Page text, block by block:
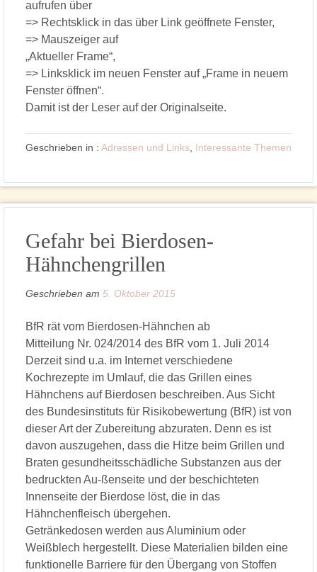
aufrufen über
=> Rechtsklick in das über Link geöffnete Fenster,
=> Mauszeiger auf
„Aktueller Frame“,
=> Linksklick im neuen Fenster auf „Frame in neuem
Fenster öffnen“.
Damit ist der Leser auf der Originalseite.
Geschrieben in : Adressen und Links Interessante Themen
Gefahr bei Bierdosen-
Hähnchengrillen
Geschrieben am 5. Oktober 2015
BfR rät vom Bierdosen-Hähnchen ab
Mitteilung Nr. 024/2014 des BfR vom 1. Juli 2014
Derzeit sind u.a. im Internet verschiedene
Kochrezepte im Umlauf, die das Grillen eines
Hähnchens auf Bierdosen beschreiben. Aus Sicht
des Bundesinstituts für Risikobewertung (BfR) ist von
dieser Art der Zubereitung abzuraten. Denn es ist
davon auszugehen, dass die Hitze beim Grillen und
Braten gesundheitsschädliche Substanzen aus der
bedruckten Au-ßenseite und der beschichteten
Innenseite der Bierdose löst, die in das
Hähnchenfleisch übergehen.
Getränkedosen werden aus Aluminium oder
Weißblech hergestellt. Diese Materialien bilden eine
funktionelle Barriere für den Übergang von Stoffen